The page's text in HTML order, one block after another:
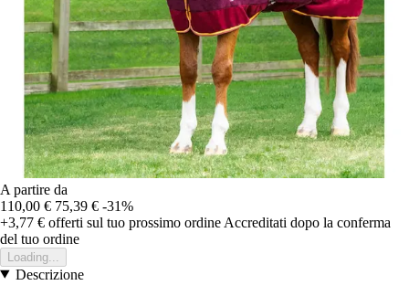
A partire da
110,00 € 75,39 € -31%
+3,77 € offerti sul tuo prossimo ordine Accreditati dopo la conferma
del tuo ordine
Loading...
Descrizione